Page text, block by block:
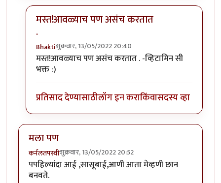
मस्त!आवळ्याच पण असंच करतात
.
Bhaktiशुक्रवार, 13/05/2022 20:40
In reply toआवडता पदार्थ. छान जमला आहे.by
मस्त!आवळ्याच पण असंच करतात . -व्हिटामिन सी
भक्त :)
प्रतिसाद देण्यासाठीलॉग इन कराकिंवासदस्य व्हा
मला पण
कर्नलतपस्वीशुक्रवार, 13/05/2022 20:52
पपहिल्यांदा आई ,सासूबाई,आणी आता मेव्हणी छान
बनवते.